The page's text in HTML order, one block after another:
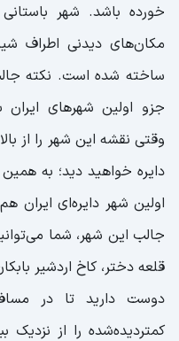
خورده باشد. شهر
مکان‌های دیدنی اطراف
ساخته شده است. نکته
جزو اولین شهرهای
وقتی نقشه این شهر را از
دایره خواهید دید؛ به
اولین شهر دایره‌ای
جالب این شهر، شما
قلعه دختر، کاخ اردشیر
دوست دارید تا در
کمتردیده‌شده را از نزدیک